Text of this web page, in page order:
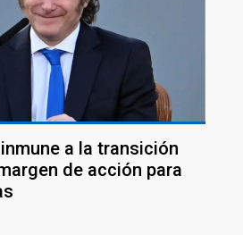
a la transición
de acción para